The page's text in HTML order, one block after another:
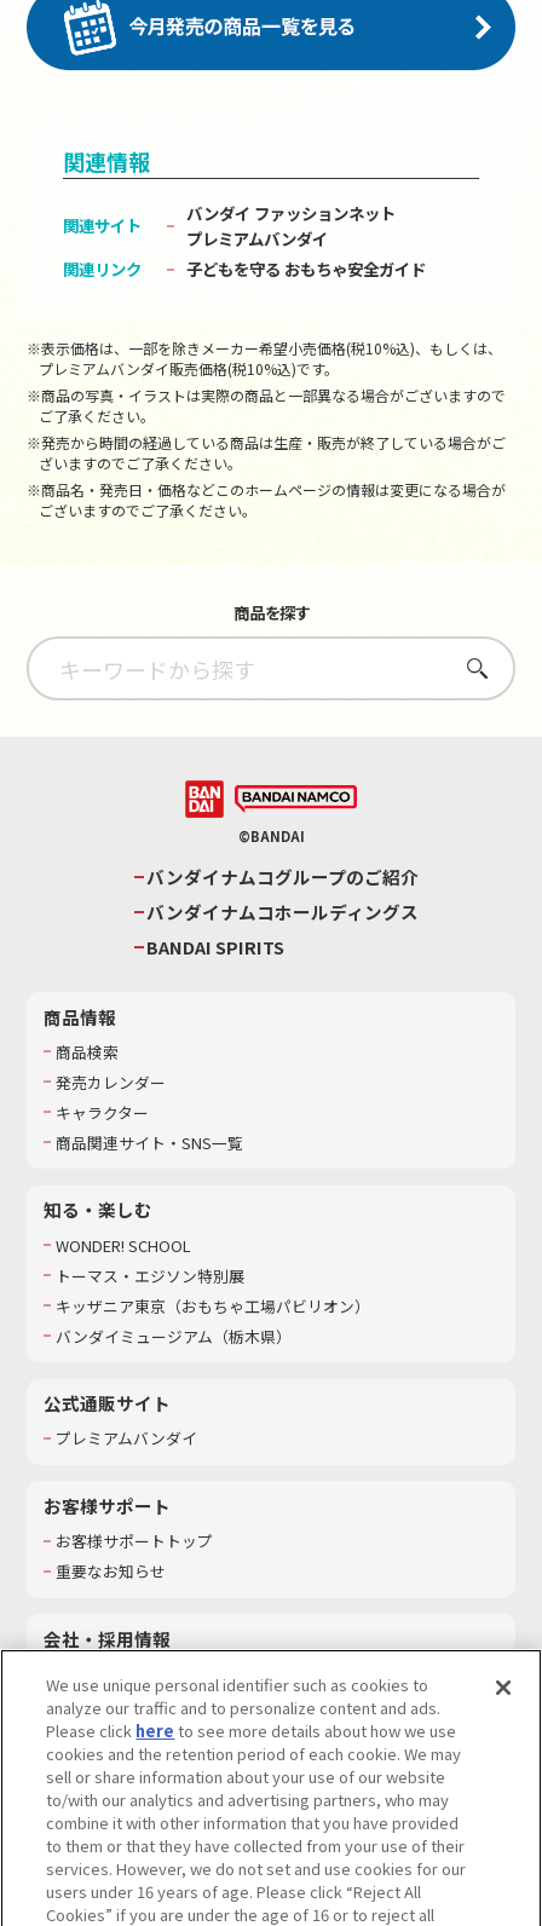
関連情報
関連サイト
バンダイ ファッションネット
プレミアムバンダイ
関連リンク
子どもを守る おもちゃ安全ガイド
※表示価格は、一部を除きメーカー希望小売価格(税10%込)、もしくは、
プレミアムバンダイ販売価格(税10%込)です。
※商品の写真・イラストは実際の商品と一部異なる場合がございますので
ご了承ください。
※発売から時間の経過している商品は生産・販売が終了している場合がご
ざいますのでご了承ください。
※商品名・発売日・価格などこのホームページの情報は変更になる場合が
ございますのでご了承ください。
商品を探す
さがす
©BANDAI
バンダイナムコグループのご紹介
バンダイナムコホールディングス
BANDAI SPIRITS
商品情報
商品検索
発売カレンダー
キャラクター
商品関連サイト・SNS一覧
知る・楽しむ
WONDER! SCHOOL
トーマス・エジソン特別展
キッザニア東京（おもちゃ工場パビリオン）​
バンダイミュージアム（栃木県）
公式通販サイト
プレミアムバンダイ
お客様サポート
お客様サポートトップ
重要なお知らせ
会社・採用情報
採用情報
サステナビリティ
お問い合わせ
ウェブサイトご利用条件 ソーシャルメディアポリシー
個人情報及び特定個人情報等の取り扱いに関する保護方針
We use unique personal identifier such as cookies to
analyze our traffic and to personalize content and ads.
Please click here to see more details about how we use
cookies and the retention period of each cookie. We may
sell or share information about your use of our website
to/with our analytics and advertising partners, who may
combine it with other information that you have provided
to them or that they have collected from your use of their
services. However, we do not set and use cookies for our
users under 16 years of age. Please click “Reject All
Cookies” if you are under the age of 16 or to reject all